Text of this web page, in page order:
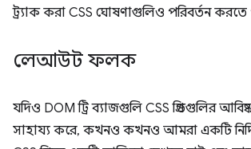
ট্র্যাক করা CSS ঘোষণাগুলিও পরিবর্তন করতে
লেআউট ফলক
যদিও DOM ট্রি ব্যাজগুলি CSS গ্রিডগুলির
সাহায্য করে, কখনও কখনও আমরা একটি